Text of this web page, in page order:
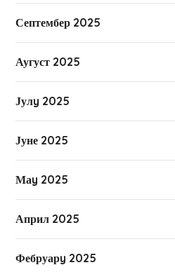
Септембер 2025
Аугуст 2025
Јулy 2025
Јуне 2025
Маy 2025
Април 2025
Фебруарy 2025